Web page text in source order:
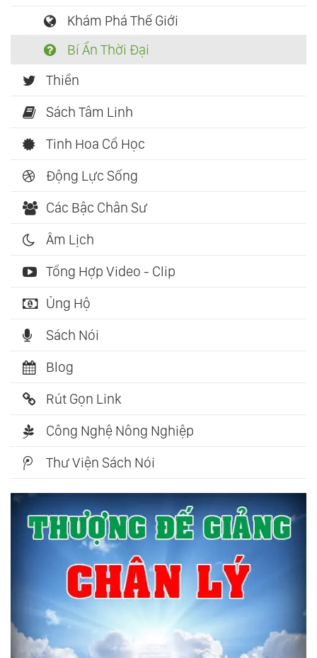
Khám Phá Thế Giới
Bí Ẩn Thời Đại
Thiền
Sách Tâm Linh
Tinh Hoa Cổ Học
Động Lực Sống
Các Bậc Chân Sư
Âm Lịch
Tổng Hợp Video - Clip
Ủng Hộ
Sách Nói
Blog
Rút Gọn Link
Công Nghệ Nông Nghiệp
Thư Viện Sách Nói